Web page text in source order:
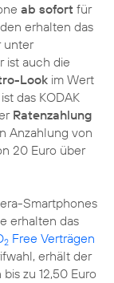
ab sofort für
erhalten das
unter
ist auch die
Look im Wert
das KODAK
Ratenzahlung
Anzahlung von
20 Euro über
Smartphones
erhalten das
2 Free Verträgen
erhält der
bis zu 12,50 Euro